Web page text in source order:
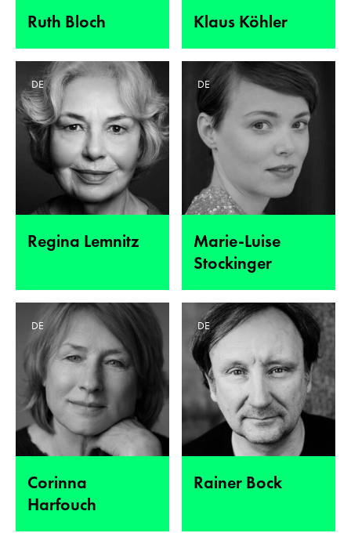
Ruth Bloch Klaus Köhler
Regina Lemnitz
DE
Marie-Luise
Stockinger
DE
Corinna
Harfouch
DE
Rainer Bock
DE